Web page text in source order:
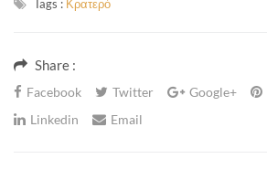
Tags : Κρατερό
Share :
Facebook Twitter Google+
Linkedin
Email